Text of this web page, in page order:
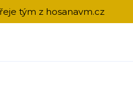
tým z hosanavm.cz